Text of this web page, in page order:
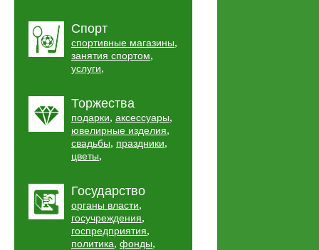
Спорт
спортивные магазины,
занятия спортом,
услуги,
Торжества
подарки, аксессуары,
ювелирные изделия,
свадьбы, праздники,
цветы,
Государство
органы власти,
госучреждения,
госпредприятия,
политика, фонды,